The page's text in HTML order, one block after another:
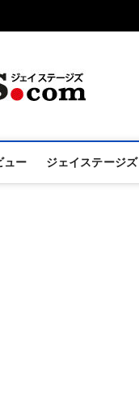
ュー ジェイステージズ